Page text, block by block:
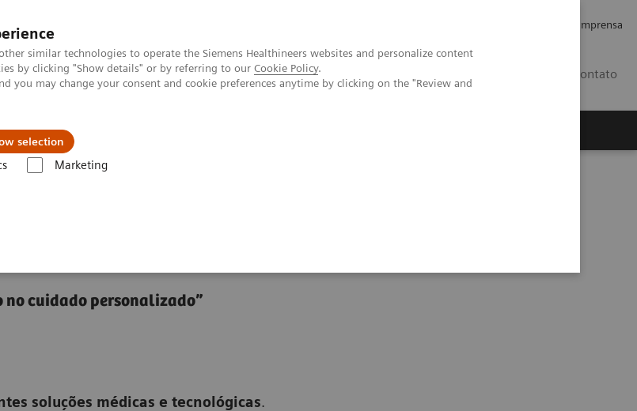
similar technologies to operate the Siemens Healthineers websites and personalize content
by clicking "Show details" or by referring to our Cookie Policy.
you may change your consent and cookie preferences anytime by clicking on the "Review and
selection
Marketing
Imprensa
Contato
Serviços de pós-venda
oncológico
no cuidado personalizado”
soluções médicas e tecnológicas.